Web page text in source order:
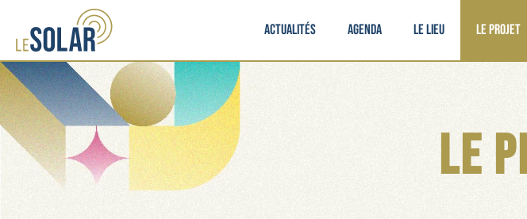
Actualités Agenda Le lieu Le projet
Le